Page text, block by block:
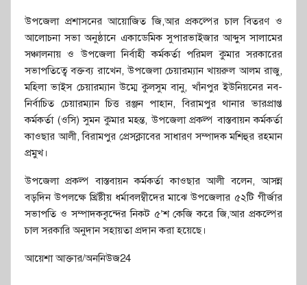
উপজেলা প্রশাসনের আয়োজিত জি,আর প্রকল্পের চাল বিতরণ ও
আলোচনা সভা অনুষ্ঠানে একাডেমিক সুপারভাইজার আব্দুস সালামের
সঞ্চালনায় ও উপজেলা নির্বাহী কর্মকর্তা পরিমল কুমার সরকারের
সভাপতিত্বে বক্তব্য রাখেন, উপজেলা চেয়ারম্যান খায়রুল আলম রাজু,
মহিলা ভাইস চেয়ারম্যান উম্মে কুলসুম বানু, খাঁনপুর ইউনিয়নের নব-
নির্বাচিত চেয়ারম্যান চিত্ত রঞ্জন পাহান, বিরামপুর থানার ভারপ্রাপ্ত
কর্মকর্তা (ওসি) সুমন কুমার মহন্ত, উপজেলা প্রকল্প বাস্তবায়ন কর্মকর্তা
কাওছার আলী, বিরামপুর প্রেসক্লাবের সাধারণ সম্পাদক মশিহুর রহমান
প্রমুখ।
উপজেলা প্রকল্প বাস্তবায়ন কর্মকর্তা কাওছার আলী বলেন, আসন্ন
বড়দিন উপলক্ষে খ্রিষ্টীয় ধর্মাবলম্বীদের মাঝে উপজেলার ৫২টি গীর্জার
সভাপতি ও সম্পাদকবৃৃন্দের নিকট ৫’শ কেজি করে জি,আর প্রকল্পের
চাল সরকারি অনুদান সহায়তা প্রদান করা হয়েছে।
আয়েশা আক্তার/অননিউজ24